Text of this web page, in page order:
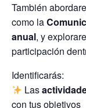
También
como la
anual, y
participación
Identificarás:
Las
con tus objetivos